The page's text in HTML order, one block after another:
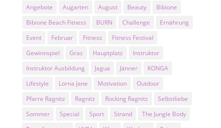
Angebote
Augarten August Beauty
Bibione
Bibione Beach Fitness
BURN Challenge
Ernährung
Event
Februar Fitness
Fitness Festival
Gewinnspiel
Graz Hauptplatz
Instruktor
Instruktor Ausbildung
Jagua Jänner
KONGA
Lifestyle
Lorna Jane Motivation
Outdoor
Pfarre Ragnitz
Ragnitz Rocking Ragnitz
Selbstliebe
Sommer
Special Sport Strand
The Jungle Body